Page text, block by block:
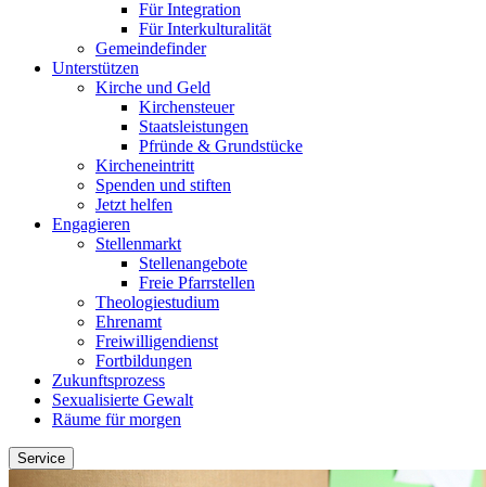
Für Integration
Für Interkulturalität
Gemeindefinder
Unterstützen
Kirche und Geld
Kirchensteuer
Staatsleistungen
Pfründe & Grundstücke
Kircheneintritt
Spenden und stiften
Jetzt helfen
Engagieren
Stellenmarkt
Stellenangebote
Freie Pfarrstellen
Theologiestudium
Ehrenamt
Freiwilligendienst
Fortbildungen
Zukunftsprozess
Sexualisierte Gewalt
Räume für morgen
Service